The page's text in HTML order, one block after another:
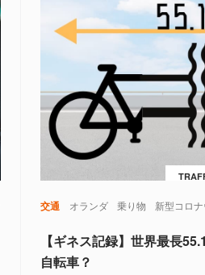
交通 オランダ 乗り物 新型コロ
【ギネス記録】世界最長
自転車？